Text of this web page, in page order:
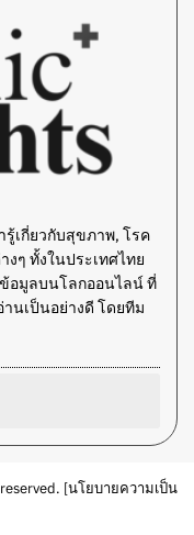
เกี่ยวกับสุขภาพ, โรค
ๆ ทั้งในประเทศไทย
อมูลบนโลกออนไลน์ ที่
นเป็นอย่างดี โดยทีม
[นโยบายความเป็น